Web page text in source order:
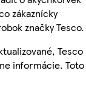
zákaznícky
značky Tesco.
Tesco
informácie. Toto